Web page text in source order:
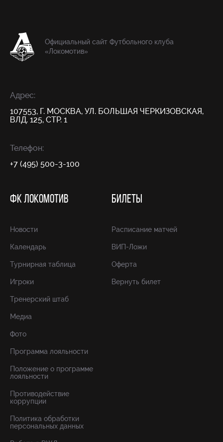
Официальный сайт Футбольного клуба
«Локомотив»
Адрес:
107553, Г. МОСКВА, УЛ. БОЛЬШАЯ ЧЕРКИЗОВСКАЯ,
ВЛД. 125, СТР. 1
Телефон:
+7 (495) 500-3-100
ФК ЛОКОМОТИВ
Новости
Календарь
Турнирная таблица
Игроки
Тренерский штаб
Медиа
Фото
Программа лояльности
Положение о программе
лояльности
Противодействие
коррупции
Политика обработки
персональных данных
БИЛЕТЫ
Расписание матчей
ВИП-Ложи
Оферта
Вернуть билет